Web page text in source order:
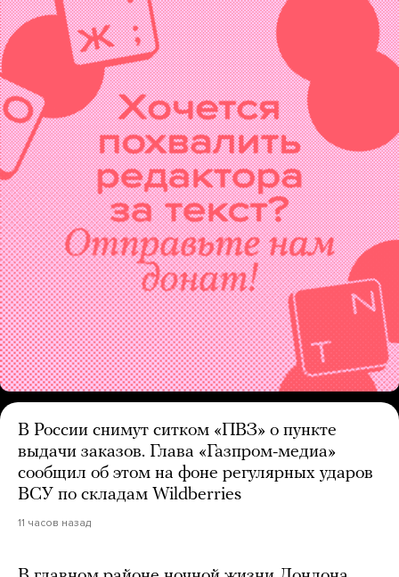
В России снимут ситком «ПВЗ» о пункте
выдачи заказов. Глава «Газпром-медиа»
сообщил об этом на фоне регулярных ударов
ВСУ по складам Wildberries
11 часов назад